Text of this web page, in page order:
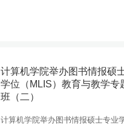
计算机学院举办图书情报硕
学位（MLIS）教育与教学专
班（二）
计算机学院举办图书情报硕士专业